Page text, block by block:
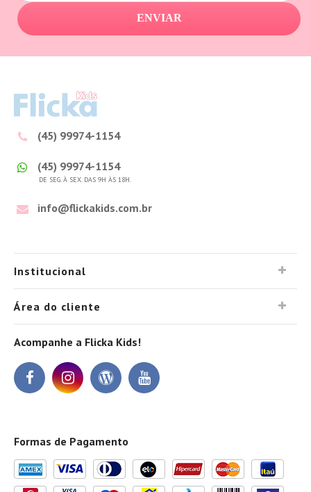
ENVIAR
(45) 99974-1154
(45) 99974-1154
DE SEG. À SEX. DAS 9H ÀS 18H.
info@flickakids.com.br
Institucional
Área do cliente
Acompanhe a Flicka Kids!
Formas de Pagamento